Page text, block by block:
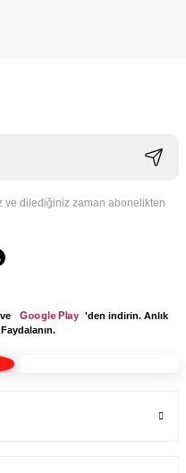
ve dilediğiniz zaman abonelikten
ve Google Play
'den indirin. Anlık